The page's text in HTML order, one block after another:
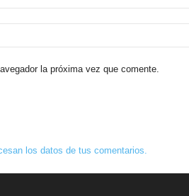
la próxima vez que comente.
los datos de tus comentarios.